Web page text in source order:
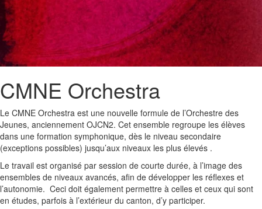
CMNE Orchestra
Le CMNE Orchestra est une nouvelle formule de l’Orchestre des
Jeunes, anciennement OJCN2. Cet ensemble regroupe les élèves
dans une formation symphonique, dès le niveau secondaire
(exceptions possibles) jusqu’aux niveaux les plus élevés .
Le travail est organisé par session de courte durée, à l’image des
ensembles de niveaux avancés, afin de développer les réflexes et
l’autonomie. Ceci doit également permettre à celles et ceux qui sont
en études, parfois à l’extérieur du canton, d’y participer.